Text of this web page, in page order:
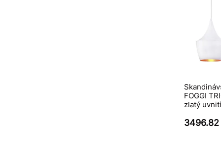
FOGGI
zlatý
3496.82